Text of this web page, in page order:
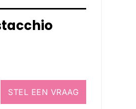
STEL EEN VRAAG